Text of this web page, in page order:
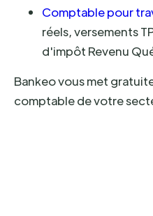
Comptable pour
réels, versements
d'impôt Revenu
Bankeo vous met
comptable de votre